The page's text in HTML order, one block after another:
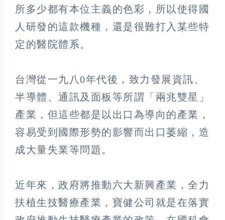
所多少都有本位主義的色彩，所以使得國
人研發的這款機種，還是很難打入某些特
定的醫院體系。
台灣從一九八0年代後，致力發展資訊、
半導體、通訊及面板等所謂「兩兆雙星」
產業，但這些都是以出口為導向的產業，
容易受到國際形勢的影響而出口萎縮，造
成大量失業等問題。
近年來，政府將推動六大新興產業，全力
扶植生技醫療產業，寶健公司就是在落實